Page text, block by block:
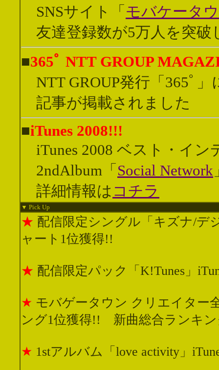
SNSサイト「 モバケータ
友達登録数が5万人を突破
■365ﾟ NTT GROUP
NTT GROUP発行「365ﾟ」
記事が掲載されました
■iTunes 2008!!!
iTunes 2008 ベスト・イン
2ndAlbum「 Social Network
詳細情報は コチラ
▼ Pick Up
★ 配信限定シングル「キズナ/デ
ャート1位獲得!!
★ 配信限定パック「K!Tunes」
★ モバゲータウン クリエイター
ング1位獲得!! 新曲総合ランキ
★ 1stアルバム「love activity」